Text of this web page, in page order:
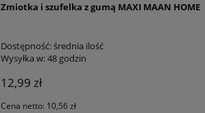
Zmiotka i szufelka z gumą MAXI MAAN HOME
Dostępność:średnia ilość
Wysyłka w:48 godzin
12,99 zł
Cena netto: 10,56 zł